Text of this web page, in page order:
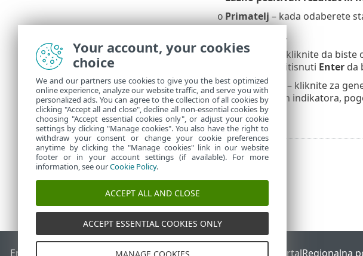
oPrimatelj– kada odaberete
.
• Uredi oznake – kliknite da
ključnu riječ i pritisnuti Enterda
• Kreiraj izvješće
– kliknite za
poput povezanih indikatora,
incident.
End of Life ESET-ova baza znanjaESET-ov forum ESET Status PortalRegionalna
Your account, your cookies
choice
We and our partners use cookies to give you the best optimized
online experience, analyze our website traffic, and serve you with
personalized ads. You can agree to the collection of all cookies by
clicking "Accept all and close", decline all non-essential cookies by
choosing "Accept essential cookies only", or adjust your cookie
settings by clicking "Manage cookies". You also have the right to
withdraw your consent or change your cookie preferences
anytime by clicking the "Manage cookies" link in our website
footer or in your account settings (if available). For more
information, see ourCookie Policy.
ACCEPT ALL AND CLOSE
ACCEPT ESSENTIAL COOKIES ONLY